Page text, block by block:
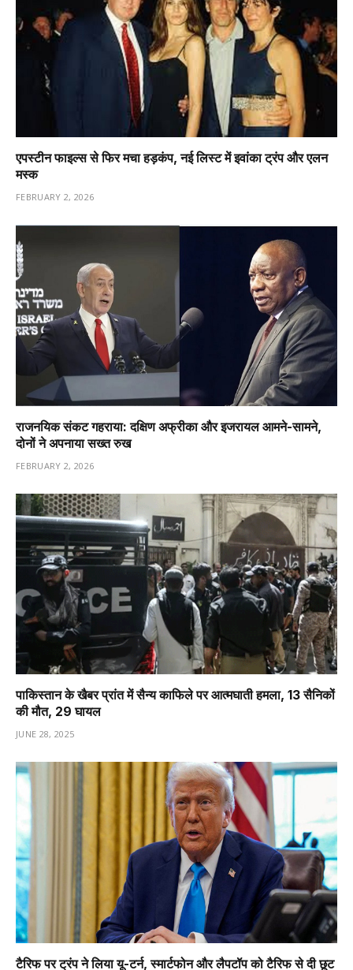
एपस्टीन फाइल्स से फिर मचा हड़कंप, नई लिस्ट में इवांका ट्रंप और एलन
मस्क
FEBRUARY 2, 2026
राजनयिक संकट गहराया: दक्षिण अफ्रीका और इजरायल आमने-सामने,
दोनों ने अपनाया सख्त रुख
FEBRUARY 2, 2026
पाकिस्तान के खैबर प्रांत में सैन्य काफिले पर आत्मघाती हमला, 13 सैनिकों
की मौत, 29 घायल
JUNE 28, 2025
टैरिफ पर ट्रंप ने लिया यू-टर्न, स्मार्टफोन और लैपटॉप को टैरिफ से दी छूट